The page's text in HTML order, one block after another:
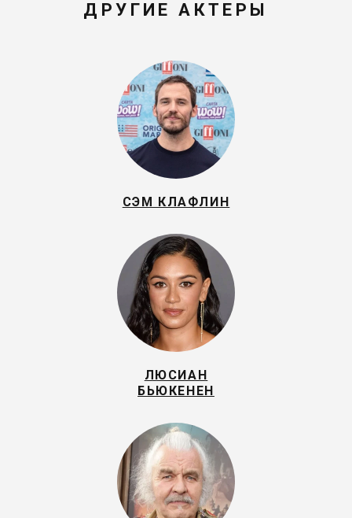
ДРУГИЕ АКТЕРЫ
СЭМ КЛАФЛИН
ЛЮСИАН
БЬЮКЕНЕН